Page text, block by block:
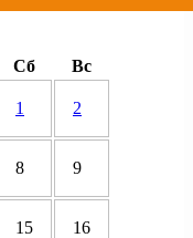
Сб Вс
1 2
8 9
15 16